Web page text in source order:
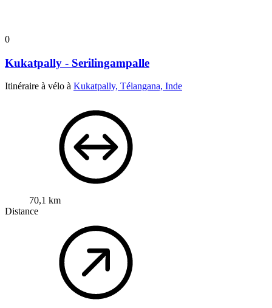
0
Kukatpally - Serilingampalle
Itinéraire à vélo à Kukatpally, Télangana, Inde
70,1 km
Distance